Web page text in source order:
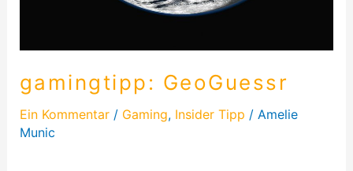
gamingtipp: GeoGuessr
Ein Kommentar / Gaming, Insider Tipp / Amelie
Munic